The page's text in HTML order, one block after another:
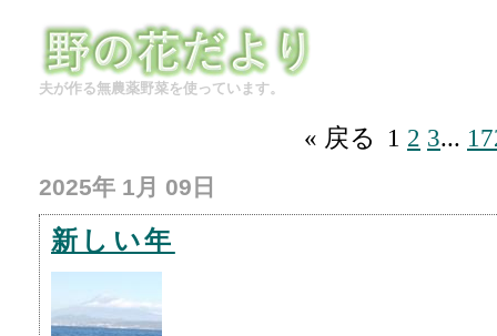
夫が作る無農薬野菜を使っています。
« 戻る 1 2 3...
2025年 1月 09日
新しい年